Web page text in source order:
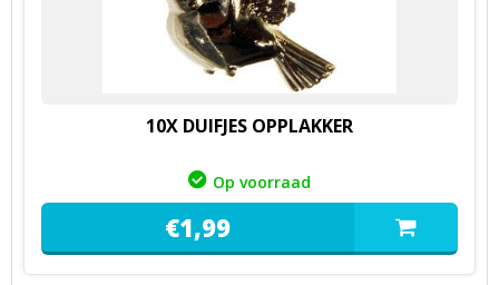
10X DUIFJES OPPLAKKER
Op voorraad
€1,99